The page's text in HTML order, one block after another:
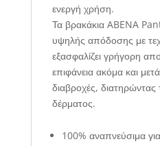
ενεργή χρήση.
Τα βρακάκια ABENA
υψηλής απόδοσης με
εξασφαλίζει γρήγορη
επιφάνεια ακόμα και
διαβροχές, διατηρώντας
δέρματος.
100% αναπνεύσιμα